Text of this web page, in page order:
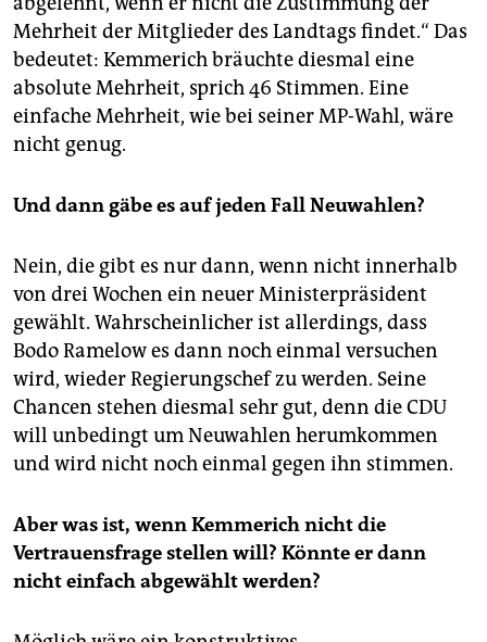
Mehrheit der Mitglieder des Landtags findet.“ Das
bedeutet: Kemmerich bräuchte diesmal eine
absolute Mehrheit, sprich 46 Stimmen. Eine
einfache Mehrheit, wie bei seiner MP-Wahl, wäre
nicht genug.
Und dann gäbe es auf jeden Fall Neuwahlen?
Nein, die gibt es nur dann, wenn nicht innerhalb
von drei Wochen ein neuer Ministerpräsident
gewählt. Wahrscheinlicher ist allerdings, dass
Bodo Ramelow es dann noch einmal versuchen
wird, wieder Regierungschef zu werden. Seine
Chancen stehen diesmal sehr gut, denn die CDU
will unbedingt um Neuwahlen herumkommen
und wird nicht noch einmal gegen ihn stimmen.
Aber was ist, wenn Kemmerich nicht die
Vertrauensfrage stellen will? Könnte er dann
nicht einfach abgewählt werden?